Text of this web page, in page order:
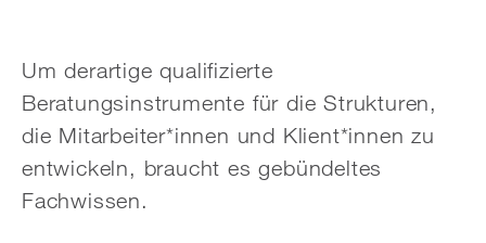
Um derartige qualifizierte
Beratungsinstrumente für die Strukturen,
die Mitarbeiter*innen und Klient*innen zu
entwickeln, braucht es gebündeltes
Fachwissen.